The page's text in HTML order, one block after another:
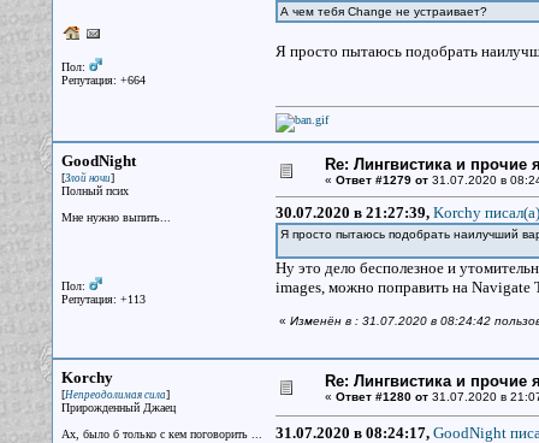
Пол:
Репутация: +664
А чем тебя Change не устраивает?
Я просто пытаюсь подобрать
GoodNight
[Злой ночи]
Полный псих
Мне нужно выпить...
Пол:
Репутация: +113
Re: Лингвистика и прочие
« Ответ #1279 от31.07.2020 в
30.07.2020 в 21:27:39, Korchy писал(a)
Я просто пытаюсь подобрать наилучший
Ну это дело бесполезное и
images, можно поправить на Navigate
« Изменён в : 31.07.2020 в 08:24:42
Korchy
[Непреодолимая сила]
Прирожденный Джаец
Ах, было б только с кем поговорить ...
Re: Лингвистика и прочие
« Ответ #1280 от31.07.2020 в
31.07.2020 в 08:24:17, GoodNight